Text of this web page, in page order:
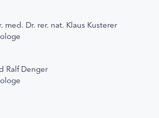
med. Dr. rer. nat. Klaus Kusterer
Ralf Denger